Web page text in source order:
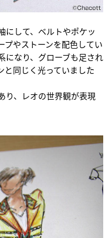
にして、ベルトやポケッ
プやストーンを配色してい
になり、グローブも足され
と同じく光っていました
り、レオの世界観が表現